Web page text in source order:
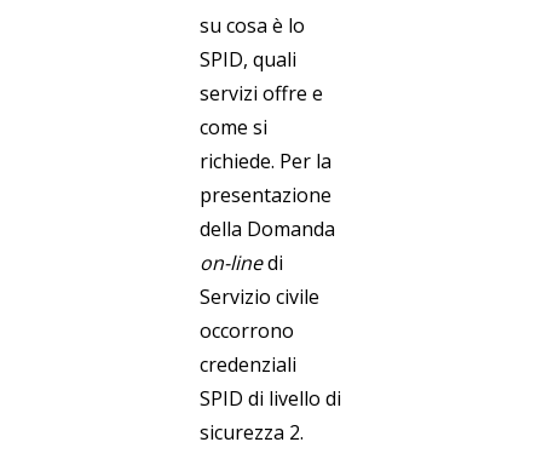
su cosa è lo
SPID, quali
servizi offre e
come si
richiede. Per la
presentazione
della Domanda
on-linedi
Servizio civile
occorrono
credenziali
SPID di livello di
sicurezza 2.